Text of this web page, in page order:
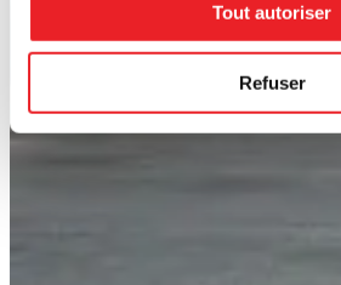
Tout autoriser
Refuser